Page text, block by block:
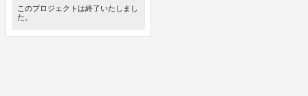
このプロジェクトは終了いたしまし
た。